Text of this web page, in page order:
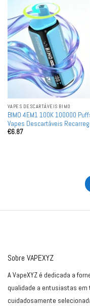
VAPES DESCARTÁVEIS ​​BIMO
BIMO 4EM1 100K 100000
Vapes Descartáveis
Quatro Sabores Atacado
€6.87
Sobre VAPEXYZ
A VapeXYZ é dedicada a
qualidade a entusiastas em
cuidadosamente